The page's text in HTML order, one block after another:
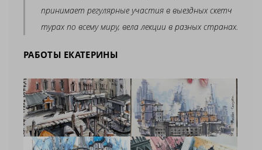
принимает регулярные участия в выездных скетч
турах по всему миру, вела лекции в разных странах.
РАБОТЫ ЕКАТЕРИНЫ